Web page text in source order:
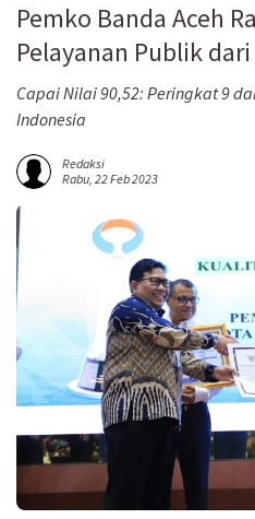
Pemko Banda Aceh
Pelayanan Publik
Capai Nilai 90,52: Peringkat 9
Indonesia
Redaksi
Rabu, 22 Feb 2023